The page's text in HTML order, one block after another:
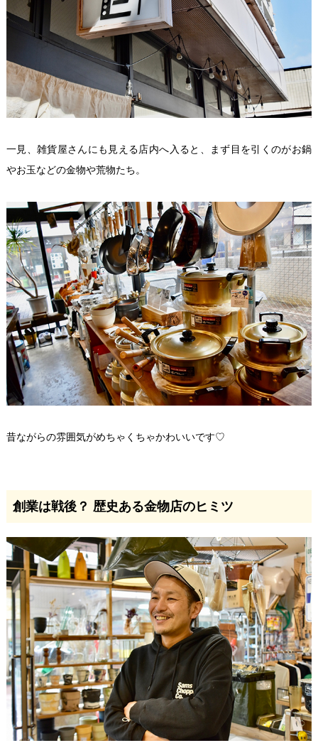
一見、雑貨屋さんにも見える店内へ入ると、まず目を引くのがお鍋
やお玉などの金物や荒物たち。
昔ながらの雰囲気がめちゃくちゃかわいいです♡
創業は戦後？ 歴史ある金物店のヒミツ